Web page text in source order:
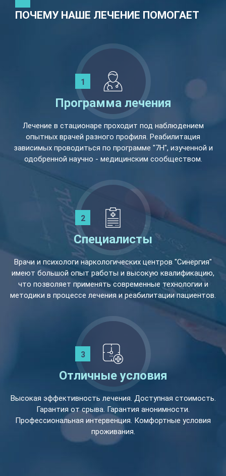
ПОЧЕМУ НАШЕ ЛЕЧЕНИЕ ПОМОГАЕТ
Программа лечения
Лечение в стационаре проходит под наблюдением
опытных врачей разного профиля. Реабилитация
зависимых проводиться по программе "7Н", изученной и
одобренной научно - медицинским сообществом.
Специалисты
Врачи и психологи наркологических центров "Синергия"
имеют большой опыт работы и высокую квалификацию,
что позволяет применять современные технологии и
методики в процессе лечения и реабилитации пациентов.
Отличные условия
Высокая эффективность лечения. Доступная стоимость.
Гарантия от срыва. Гарантия анонимности.
Профессиональная интервенция. Комфортные условия
проживания.